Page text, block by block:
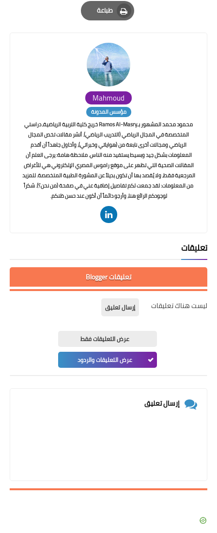
طباعة
Print
Mahmoud
مؤسس المدونة
محمود محمد المشهور بـRamos Al-Masry خريج كلية التربية الرياضية، دراستي
المتخصصة في المجال الرياضي (التدريب الرياضي). أنشر مقالات تخص المجال
الرياضي ومجالات أخرى نابعة من (هواياتي وخبراتي)، وأحاول جاهداً أن أقدم
المعلومات بشكل جيد وبسيط يستفيد منه الناس. ملاحظة هامة: يرجى العلم أن
المقالات الصحية التي تظهر على موقع راموس المصري الإلكتروني هي للأغراض
المرجعية فقط، ولا يُقصد بها أن تكون بديلاً عن المشورة الطبية المتخصصة. للمزيد
من المعلومات: لقد جمعت لكم تفاصيل إضافية عني في صفحة (من نحن؟). شكراً
لوجودكم الرائع هنا، وأرجو دائماً أن أكون عند حسن ظنكم.
تعليقات
تعليقات Blogger
ليست هناك تعليقات إرسال تعليق
عرض التعليقات فقط
عرض التعليقات والردود
إرسال تعليق